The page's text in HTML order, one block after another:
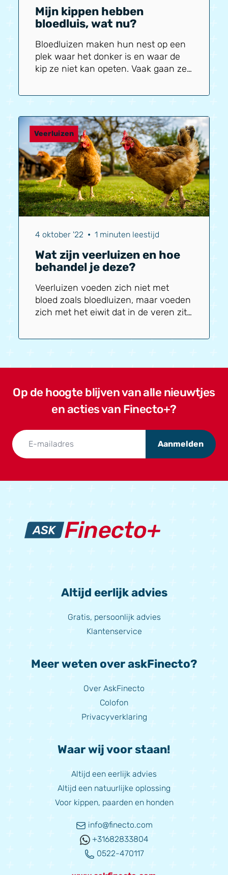
Mijn kippen hebben
bloedluis, wat nu?
Bloedluizen maken hun nest op een
plek waar het donker is en waar de
kip ze niet kan opeten. Vaak gaan ze
bijvoorbeeld achter legnesten. Ook
kippenhok gemonteerd en zit de
bloedluis bijvoorbeeld in de
plankdragers. Vergeet dus niet alle
onderdelen los te schroeven en uit
het kippenhok te halen. Je kunt de
nesten met een onkruidbrander
wegbranden of de hogedrukspuit
erop zetten.
Veerluizen
4 oktober '22 • 1 minuten leestijd
Wat zijn veerluizen en hoe
behandel je deze?
Veerluizen voeden zich niet met
bloed zoals bloedluizen, maar voeden
zich met het eiwit dat in de veren zit
en blijven ook op de kip zitten.
bloedluizen. Wel zijn veerluizen lastig
te zien bij een beginnende
besmetting, ook duurt het even
veerluis via nieuwe kippen die
worden aangekocht en die...
Op de hoogte blijven van alle nieuwtjes
en acties van Finecto+?
Aanmelden
Altijd eerlijk advies
Gratis, persoonlijk advies
Klantenservice
Meer weten over askFinecto?
Over AskFinecto
Colofon
Privacyverklaring
Waar wij voor staan!
Altijd een eerlijk advies
Altijd een natuurlijke oplossing
Voor kippen, paarden en honden
info@finecto.com
+31682833804
0522-470117